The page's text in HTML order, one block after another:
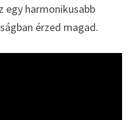
egy harmonikusabb
érzed magad.